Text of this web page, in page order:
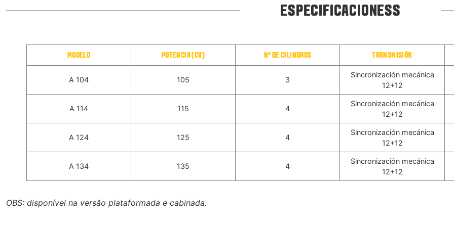
ESPECIFICACIONESS
MODELO POTENCIA (CV) N° DE CILINDROS TRANSMISIÓN
A 104 105 3
Sincronización mecánica
12+12
A 114 115 4
Sincronización mecánica
12+12
A 124 125 4
Sincronización mecánica
12+12
A 134 135 4
Sincronización mecánica
12+12
OBS: disponível na versão plataformada e cabinada.